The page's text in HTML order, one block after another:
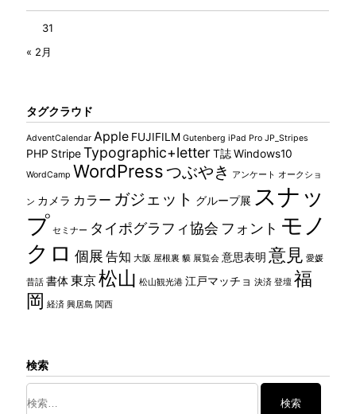
31
« 2月
タグクラウド
AdventCalendar Apple FUJIFILM Gutenberg iPad Pro JP_Stripes
PHP Stripe Typographic+letter T誌 Windows10
WordCamp WordPressつぶやき アンケート オークショ
ン カメラ カラー ガジェット グループ展 スナッ
プ セミナー タイポグラフィ協会 フォント モノ
クロ 個展 告知 大阪 屋根裏 貘 展覧会 意思表明 意見 愛媛
昔話 書体 東京松山 松山観光港 江戸マッチョ 決済 登壇 福
岡 経済 興居島 関西
検索